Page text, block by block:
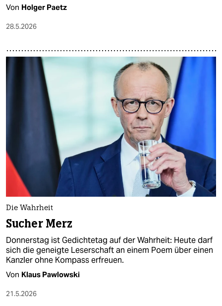
Von Holger Paetz
28.5.2026
Die Wahrheit
Sucher Merz
Donnerstag ist Gedichtetag auf der Wahrheit: Heute darf
sich die geneigte Leserschaft an einem Poem über einen
Kanzler ohne Kompass erfreuen.
Von Klaus Pawlowski
21.5.2026